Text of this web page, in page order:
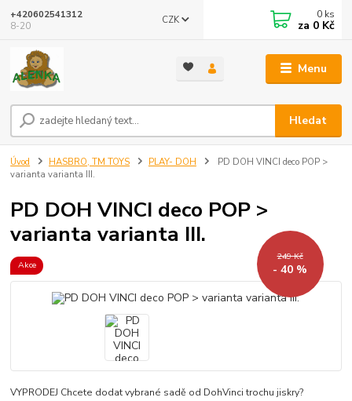
Menu
CZK
Hledat
+420602541312
8-20
0 ks
za 0 Kč
Úvod HASBRO, TM TOYS PLAY- DOH
PD DOH VINCI deco POP >
varianta varianta III.
PD DOH VINCI deco POP >
varianta varianta III.
Akce
249 Kč
- 40 %
VYPRODEJ Chcete dodat vybrané sadě od DohVinci trochu jiskry?